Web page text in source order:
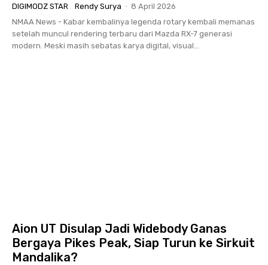
DIGIMODZ STAR Rendy Surya - 8 April 2026
NMAA News - Kabar kembalinya legenda rotary kembali memanas
setelah muncul rendering terbaru dari Mazda RX-7 generasi
modern. Meski masih sebatas karya digital, visual...
Aion UT Disulap Jadi Widebody Ganas
Bergaya Pikes Peak, Siap Turun ke Sirkuit
Mandalika?